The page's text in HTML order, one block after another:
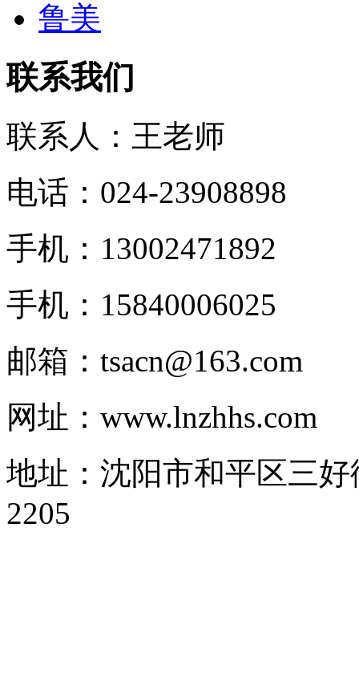
鲁美
联系我们
联系人：王老师
电话：024-23908898
手机：13002471892
手机：15840006025
邮箱：tsacn@163.com
网址：www.lnzhhs.com
地址：沈阳市和平区三
2205